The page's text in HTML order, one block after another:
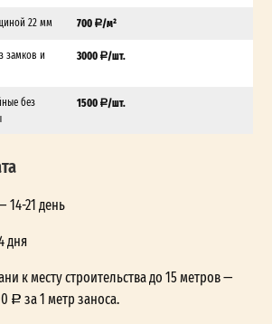
22 мм 700 /м²
замков и
3000 /шт.
без
1500 /шт.
14-21 день
дня
к месту строительства до 15 метров —
за 1 метр заноса.